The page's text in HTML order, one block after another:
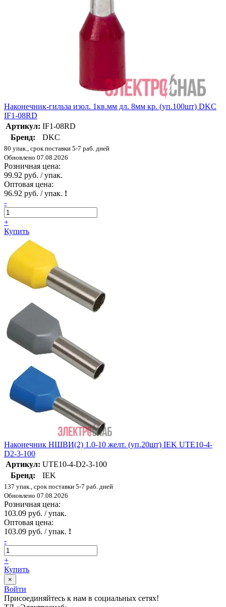
Наконечник-гильза изол. 1кв.мм дл. 8мм кр. (уп.100шт) DKC
IF1-08RD
Артикул: IF1-08RD
Бренд:
DKC
80 упак., срок поставки 5-7 раб. дней
Обновлено 07.08.2026
Розничная цена:
99.92 руб. / упак.
Оптовая цена:
96.92 руб. / упак. !
-
+
Купить
Наконечник НШВИ(2) 1.0-10 желт. (уп.20шт) IEK UTE10-4-
D2-3-100
Артикул: UTE10-4-D2-3-100
Бренд:
IEK
137 упак., срок поставки 5-7 раб. дней
Обновлено 07.08.2026
Розничная цена:
103.09 руб. / упак.
Оптовая цена:
103.09 руб. / упак. !
-
+
Купить
×
Войти
Присоединяйтесь к нам в социальных сетях!